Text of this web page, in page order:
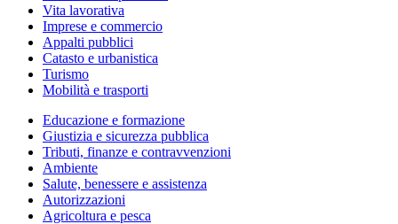
Vita lavorativa
Imprese e commercio
Appalti pubblici
Catasto e urbanistica
Turismo
Mobilità e trasporti
Educazione e formazione
Giustizia e sicurezza pubblica
Tributi, finanze e contravvenzioni
Ambiente
Salute, benessere e assistenza
Autorizzazioni
Agricoltura e pesca